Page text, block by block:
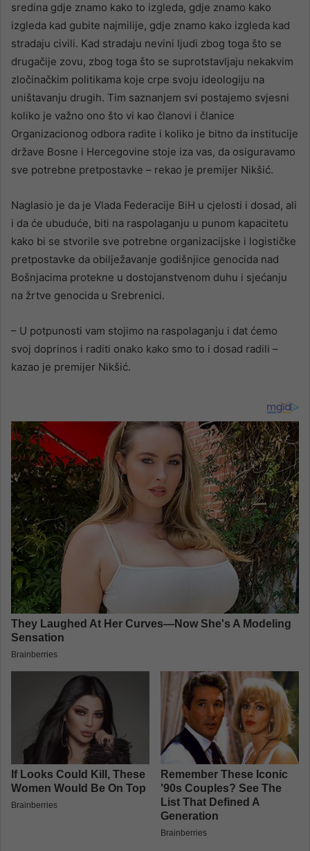
sredina gdje znamo kako to izgleda, gdje znamo kako
izgleda kad gubite najmilije, gdje znamo kako izgleda kad
stradaju civili. Kad stradaju nevini ljudi zbog toga što se
drugačije zovu, zbog toga što se suprotstavljaju nekakvim
zločinačkim politikama koje crpe svoju ideologiju na
uništavanju drugih. Tim saznanjem svi postajemo svjesni
koliko je važno ono što vi kao članovi i članice
Organizacionog odbora radite i koliko je bitno da institucije
države Bosne i Hercegovine stoje iza vas, da osiguravamo
sve potrebne pretpostavke – rekao je premijer Nikšić.
Naglasio je da je Vlada Federacije BiH u cjelosti i dosad, ali
i da će ubuduće, biti na raspolaganju u punom kapacitetu
kako bi se stvorile sve potrebne organizacijske i logističke
pretpostavke da obilježavanje godišnjice genocida nad
Bošnjacima protekne u dostojanstvenom duhu i sjećanju
na žrtve genocida u Srebrenici.
– U potpunosti vam stojimo na raspolaganju i dat ćemo
svoj doprinos i raditi onako kako smo to i dosad radili –
kazao je premijer Nikšić.